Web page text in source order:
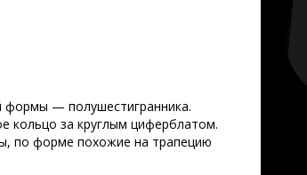
формы — полушестигранника.
кольцо за круглым циферблатом.
по форме похожие на трапецию